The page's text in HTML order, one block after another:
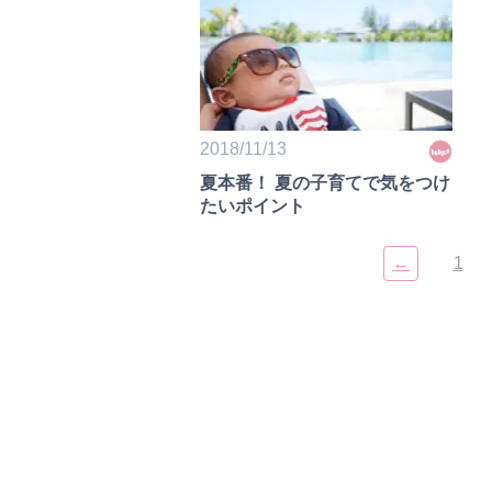
2018/11/13
夏本番！ 夏の子育てで気をつけ
たいポイント
← 1